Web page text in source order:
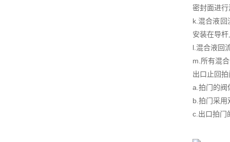
密封面进
k.混合液回
安装在导
l.混合液回
m.所有混
出口止回
a.拍门的阀
b.拍门采用
c.出口拍门